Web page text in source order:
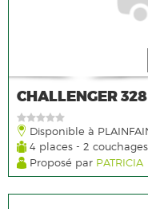
CHALLENGER
Disponible à
4 places - 2
Proposé par PATRICIA